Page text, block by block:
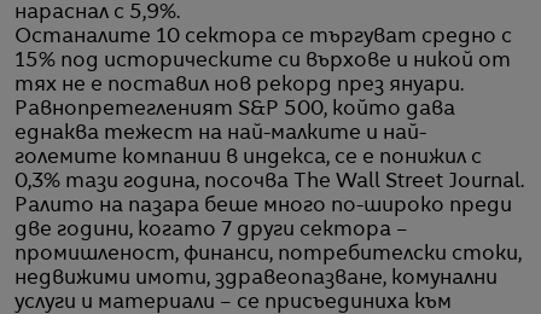
нараснал с 5,9%.
Останалите 10 сектора се търгуват средно с
15% под историческите си върхове и никой от
тях не е поставил нов рекорд през януари.
Равнопретегленият S&P 500, който дава
еднаква тежест на най-малките и най-
големите компании в индекса, се е понижил с
0,3% тази година, посочва The Wall Street Journal.
Ралито на пазара беше много по-широко преди
две години, когато 7 други сектора –
промишленост, финанси, потребителски стоки,
недвижими имоти, здравеопазване, комунални
услуги и материали – се присъединиха към